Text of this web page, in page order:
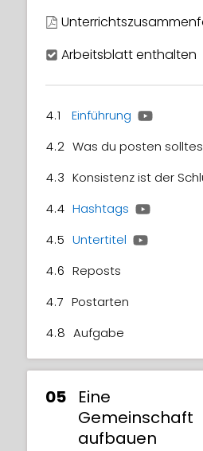
3.2
3.3
Engagement
Wachstum
3.5 Aufgabe
Arbeitsblatt enthalten
4.1 Einführung
4.2 Was du posten
4.3 Konsistenz ist der
4.4 Hashtags
4.5 Untertitel
4.6 Reposts
4.7 Postarten
4.8 Aufgabe
05
Eine
Gemeinschaft
aufbauen